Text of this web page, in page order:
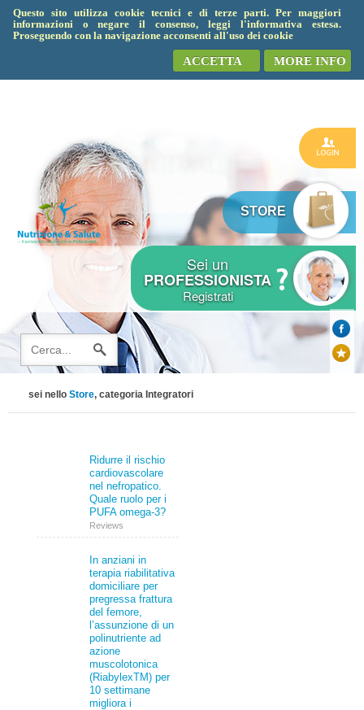
Questo sito utilizza cookie tecnici e di terze parti. Per maggiori
informazioni o negare il consenso, leggi l'informativa estesa.
Proseguendo con la navigazione acconsenti all'uso dei cookie
MORE INFO
ACCETTA
STORE
Sei un
PROFESSIONISTA
Registrati
sei nello Store, categoria Integratori
Ridurre il rischio
cardiovascolare
nel nefropatico.
Quale ruolo per i
PUFA omega-3?
Reviews
In anziani in
terapia riabilitativa
domiciliare per
pregressa frattura
del femore,
l’assunzione di un
polinutriente ad
azione
muscolotonica
(RiabylexTM) per
10 settimane
migliora i